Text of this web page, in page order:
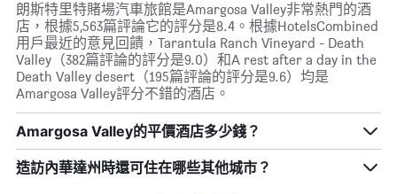
朗斯特里特賭場汽車旅館是Amargosa Valley非常熱門的酒
店，根據5,563篇評論它的評分是8.4。根據HotelsCombined
用戶最近的意見回饋，Tarantula Ranch Vineyard - Death
Valley（382篇評論的評分是9.0）和A rest after a day in the
Death Valley desert（195篇評論的評分是9.6）均是
Amargosa Valley評分不錯的酒店。
Amargosa Valley的平價酒店多少錢？
造訪內華達州​時還可住在哪些其他城市？